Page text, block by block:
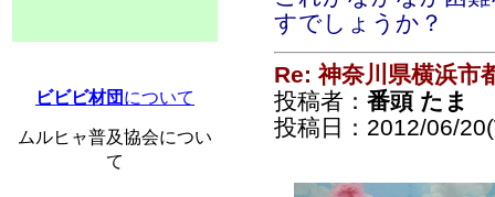
ビビビ材団 について
ムルヒャ普及協会につい
て
すでしょうか？
Re: 神奈川県横浜市
投稿者： 番頭 たま
投稿日：2012/06/